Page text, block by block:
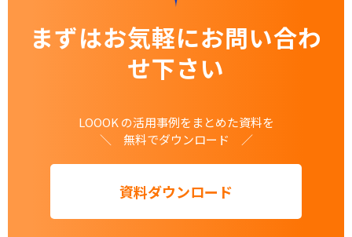
まずはお気軽にお問い合わ
せ下さい
LOOOK の活用事例をまとめた資料を
＼ 無料でダウンロード ／
資料ダウンロード